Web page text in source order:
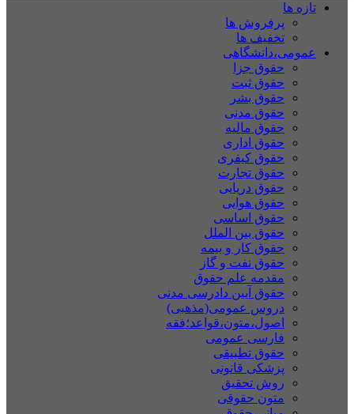
تازه ها
پرفروش ها
تخفیف ها
عمومی،دانشگاهی
حقوق جزا
حقوق ثبت
حقوق بشر
حقوق مدنی
حقوق مالیه
حقوق اداری
حقوق کیفری
حقوق تجارت
حقوق دریایی
حقوق هوایی
حقوق اساسی
حقوق بین الملل
حقوق کار و بیمه
حقوق نفت و گاز
مقدمه علم حقوق
حقوق آیین دادرسی مدنی
دروس عمومی(مذهبی)
اصول،متون،قواعد؛فقه
فارسی عمومی
حقوق تطبیقی
پزشکی قانونی
روش تحقیق
متون حقوقی